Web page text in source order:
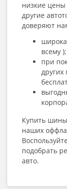
низкие
другие
доверяют
всему );
при
Купить
наших
подобрать
авто.